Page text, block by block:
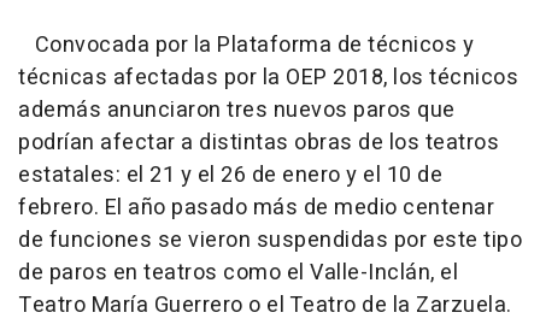
Convocada por la Plataforma de técnicos y
técnicas afectadas por la OEP 2018, los técnicos
además anunciaron tres nuevos paros que
podrían afectar a distintas obras de los teatros
estatales: el 21 y el 26 de enero y el 10 de
febrero. El año pasado más de medio centenar
de funciones se vieron suspendidas por este tipo
de paros en teatros como el Valle-Inclán, el
Teatro María Guerrero o el Teatro de la Zarzuela.